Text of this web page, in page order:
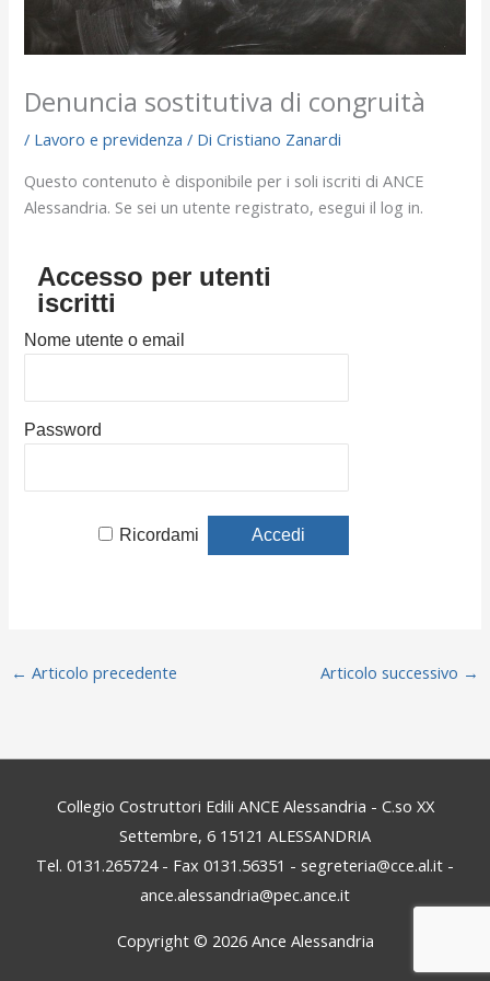
Denuncia sostitutiva di congruità
/ Lavoro e previdenza / DiCristiano Zanardi
Questo contenuto è disponibile per i soli iscriti di ANCE
Alessandria. Se sei un utente registrato, esegui il log in.
Accesso per utenti
iscritti
Nome utente o email
Password
Ricordami
← Articolo precedente Articolo successivo →
Collegio Costruttori Edili ANCE Alessandria - C.so XX
Settembre, 6 15121 ALESSANDRIA
Tel. 0131.265724 - Fax 0131.56351 - segreteria@cce.al.it -
ance.alessandria@pec.ance.it
Copyright © 2026 Ance Alessandria